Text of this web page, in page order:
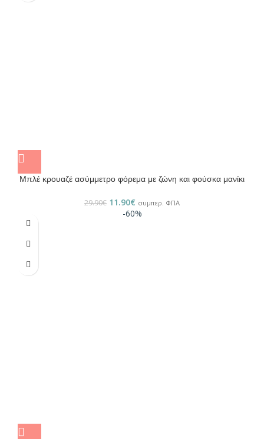
Μπλέ κρουαζέ ασύμμετρο φόρεμα με ζώνη και φούσκα μανίκι
29.90€ 11.90€ συμπερ. ΦΠΑ
-60%